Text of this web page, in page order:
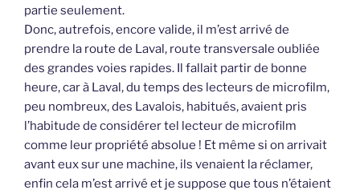
partie seulement.
Donc, autrefois, encore valide, il m’est arrivé de
prendre la route de Laval, route transversale oubliée
des grandes voies rapides. Il fallait partir de bonne
heure, car à Laval, du temps des lecteurs de microfilm,
peu nombreux, des Lavalois, habitués, avaient pris
l’habitude de considérer tel lecteur de microfilm
comme leur propriété absolue ! Et même si on arrivait
avant eux sur une machine, ils venaient la réclamer,
enfin cela m’est arrivé et je suppose que tous n’étaient